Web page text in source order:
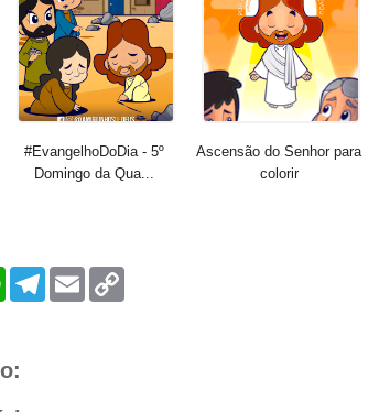
#EvangelhoDoDia - 5º
Domingo da Qua...
Ascensão do Senhor para
colorir
W
A
p
T
E
m